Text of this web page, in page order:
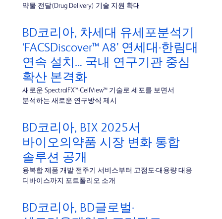
약물 전달(Drug Delivery) 기술 지원 확대
BD코리아, 차세대 유세포분석기
‘FACSDiscover™ A8’ 연세대·한림대
연속 설치… 국내 연구기관 중심
확산 본격화
새로운 SpectralFX™·CellView™ 기술로 세포를 보면서
분석하는 새로운 연구방식 제시
BD코리아, BIX 2025서
바이오의약품 시장 변화 통합
솔루션 공개
융복합 제품 개발 전주기 서비스부터 고점도·대용량 대응
디바이스까지 포트폴리오 소개
BD코리아, BD글로벌·